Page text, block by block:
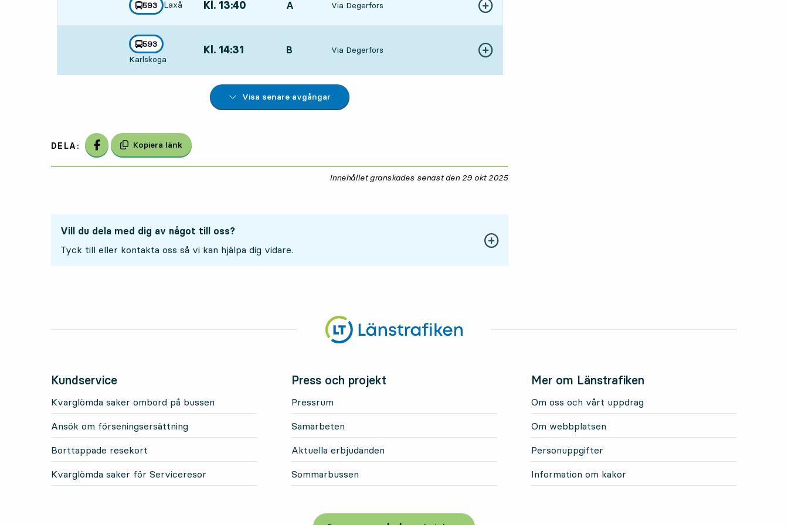
linje
593
mot
Laxå
, Kl. 13:40 LÄGE,
A Via Degerfors Visa fler detaljer
linje
593
mot
Karlskoga
, Kl. 14:31 LÄGE,
B Via Degerfors Visa fler detaljer
Visa senare avgångar
DELA: Dela på Facebook
Kopiera länk
Innehållet granskades senast den 29 okt 2025
Vill du dela med dig av något till oss?
Tyck till eller kontakta oss så vi kan hjälpa dig vidare.
Kundservice
Kvarglömda saker ombord på bussen
Ansök om förseningsersättning
Borttappade resekort
Kvarglömda saker för Serviceresor
Press och projekt
Pressrum
Samarbeten
Aktuella erbjudanden
Sommarbussen
Mer om Länstrafiken
Om oss och vårt uppdrag
Om webbplatsen
Personuppgifter
Information om kakor